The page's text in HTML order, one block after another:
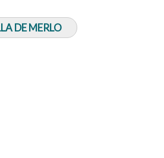
DE MERLO